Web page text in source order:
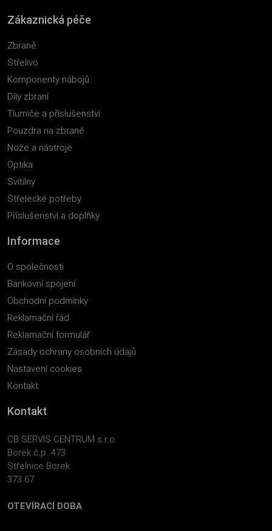
Zákaznická péče
Zbraně
Střelivo
Komponenty nábojů
Díly zbraní
Tlumiče a příslušenství
Pouzdra na zbraně
Nože a nástroje
Optika
Svítilny
Střelecké potřeby
Příslušenství a doplňky
Informace
O společnosti
Bankovní spojení
Obchodní podmínky
Reklamační řád
Reklamační formulář
Zásady ochrany osobních údajů
Nastavení cookies
Kontakt
Kontakt
CB SERVIS CENTRUM s.r.o.
Borek č.p. 473
Střelnice Borek
373 67
OTEVÍRACÍ DOBA